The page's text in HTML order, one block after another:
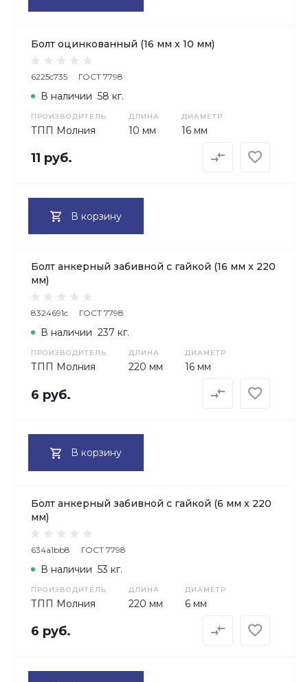
Болт оцинкованный (16 мм х 10 мм)
6225c735 ГОСТ 7798
ПРОИЗВОДИТЕЛЬ
ТПП Молния
ДЛИНА
10 мм
ДИАМЕТР
16 мм
В наличии 58 кг.
11 руб.
В корзину
Болт анкерный забивной с гайкой (16 мм х 220
мм)
8324691c ГОСТ 7798
ПРОИЗВОДИТЕЛЬ
ТПП Молния
ДЛИНА
220 мм
ДИАМЕТР
16 мм
В наличии 237 кг.
6 руб.
В корзину
Болт анкерный забивной с гайкой (6 мм х 220
мм)
634a1bb8 ГОСТ 7798
ПРОИЗВОДИТЕЛЬ
ТПП Молния
ДЛИНА
220 мм
ДИАМЕТР
6 мм
В наличии 53 кг.
6 руб.